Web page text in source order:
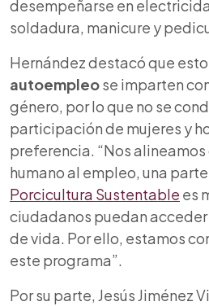
desempeñarse en
soldadura, manicure y
Hernández destacó que
autoempleose imparten
género, por lo que no se
participación de mujeres y
preferencia. “Nos
humano al empleo, una
Porcicultura Sustentable es
ciudadanos puedan
de vida. Por ello, estamos
este programa”.
Por su parte, Jesús Jiménez